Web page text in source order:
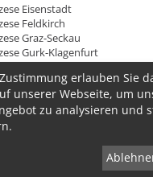
Eisenstadt
Feldkirch
Graz-Seckau
Gurk-Klagenfurt
Innsbruck
Linz
St. Pölten
Salzburg
Wien
erlauben Sie
unserer Webseite, um
zu analysieren und